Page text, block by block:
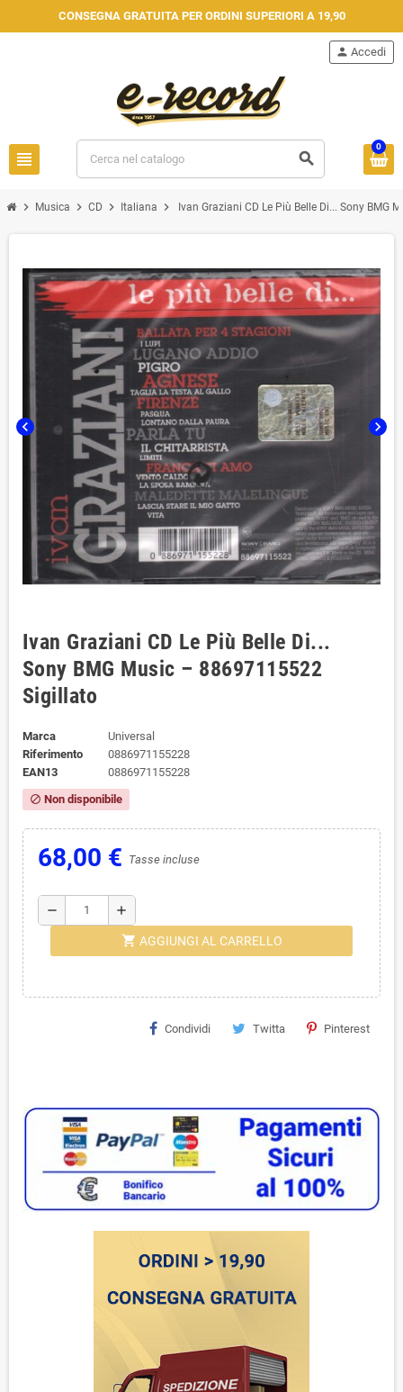
CONSEGNA GRATUITA PER ORDINI SUPERIORI A 19,90
view_headline search
person Accedi
0
chevron_right Musica chevron_right CD chevron_right Italiana chevron_right Ivan Graziani CD Le Più Belle Di... Sony BMG
chevron_left chevron_right
Ivan Graziani CD Le Più Belle Di...
Sony BMG Music – 88697115522
Sigillato
Marca
Universal
Riferimento
0886971155228
EAN13
0886971155228
block Non disponibile
68,00 € Tasse incluse
remove add
shopping_cart AGGIUNGI AL CARRELLO
Condividi Twitta Pinterest